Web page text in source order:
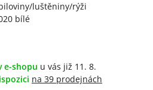
luštěniny/rýži
bílé
e-shopu u vás již 11. 8.
na 39 prodejnách